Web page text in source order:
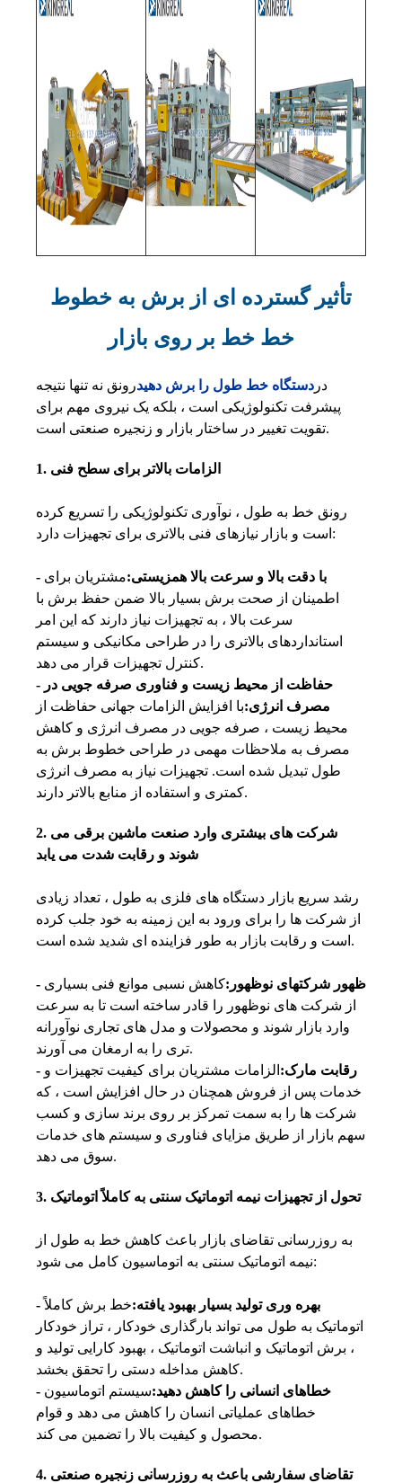
تأثیر گسترده ای از برش به خطوط
خط خط بر روی بازار
در دستگاه خط طول را برش دهیدرونق نه تنها نتیجه
پیشرفت تکنولوژیکی است ، بلکه یک نیروی مهم برای
تقویت تغییر در ساختار بازار و زنجیره صنعتی است.
1. الزامات بالاتر برای سطح فنی
رونق خط به طول ، نوآوری تکنولوژیکی را تسریع کرده
است و بازار نیازهای فنی بالاتری برای تجهیزات دارد:
- با دقت بالا و سرعت بالا همزیستی:مشتریان برای
اطمینان از صحت برش بسیار بالا ضمن حفظ برش با
سرعت بالا ، به تجهیزات نیاز دارند که این امر
استانداردهای بالاتری را در طراحی مکانیکی و سیستم
کنترل تجهیزات قرار می دهد.
- حفاظت از محیط زیست و فناوری صرفه جویی در
مصرف انرژی:با افزایش الزامات جهانی حفاظت از
محیط زیست ، صرفه جویی در مصرف انرژی و کاهش
مصرف به ملاحظات مهمی در طراحی خطوط برش به
طول تبدیل شده است. تجهیزات نیاز به مصرف انرژی
کمتری و استفاده از منابع بالاتر دارند.
2. شرکت های بیشتری وارد صنعت ماشین برقی می
شوند و رقابت شدت می یابد
رشد سریع بازار دستگاه های فلزی به طول ، تعداد زیادی
از شرکت ها را برای ورود به این زمینه به خود جلب کرده
است و رقابت بازار به طور فزاینده ای شدید شده است.
- ظهور شرکتهای نوظهور:کاهش نسبی موانع فنی بسیاری
از شرکت های نوظهور را قادر ساخته است تا به سرعت
وارد بازار شوند و محصولات و مدل های تجاری نوآورانه
تری را به ارمغان می آورند.
- رقابت مارک: الزامات مشتریان برای کیفیت تجهیزات و
خدمات پس از فروش همچنان در حال افزایش است ، که
شرکت ها را به سمت تمرکز بر روی برند سازی و کسب
سهم بازار از طریق مزایای فناوری و سیستم های خدمات
سوق می دهد.
3. تحول از تجهیزات نیمه اتوماتیک سنتی به کاملاً اتوماتیک
به روزرسانی تقاضای بازار باعث کاهش خط به طول از
نیمه اتوماتیک سنتی به اتوماسیون کامل می شود:
- بهره وری تولید بسیار بهبود یافته:خط برش کاملاً
اتوماتیک به طول می تواند بارگذاری خودکار ، تراز خودکار
، برش اتوماتیک و انباشت اتوماتیک ، بهبود کارایی تولید و
کاهش مداخله دستی را تحقق بخشد.
- خطاهای انسانی را کاهش دهید:سیستم اتوماسیون
خطاهای عملیاتی انسان را کاهش می دهد و قوام
محصول و کیفیت بالا را تضمین می کند.
4. تقاضای سفارشی باعث به روزرسانی زنجیره صنعتی